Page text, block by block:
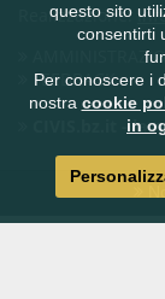
Realizzazione:
FEEDBACK
CIVIS.bz.it - la
questo sito
consentirti
Per conoscere i
nostra cookie
in